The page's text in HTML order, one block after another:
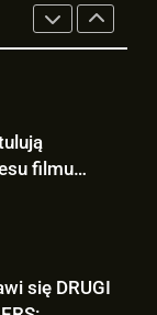
NEW
filmu
NEW